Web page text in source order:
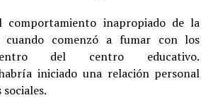
inapropiado de la
cuando comenzó a fumar con los
del centro educativo.
iniciado una relación personal